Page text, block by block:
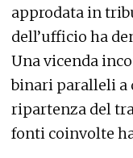
approdata in
dell’ufficio ha
Una vicenda
binari paralleli a
ripartenza del
fonti coinvolte